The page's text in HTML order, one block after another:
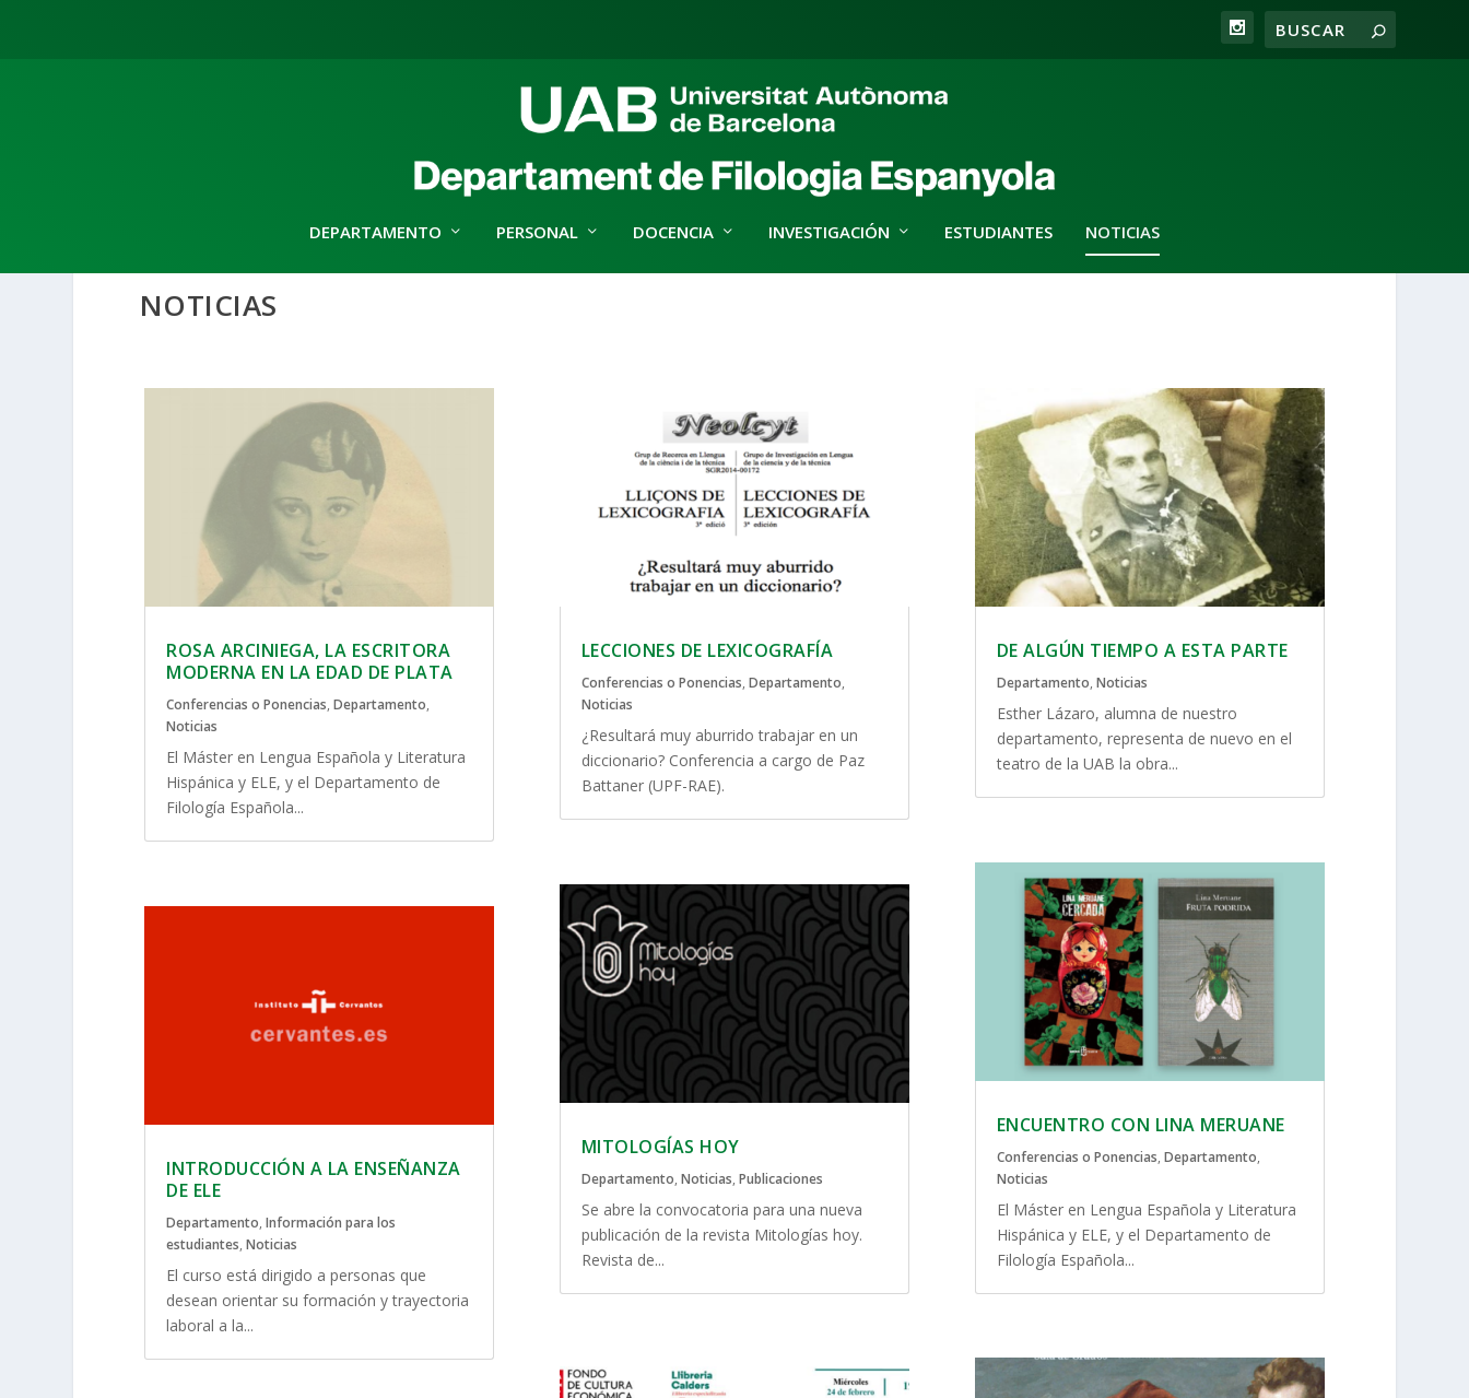
DEPARTAMENTO PERSONAL DOCENCIA INVESTIGACIÓN ESTUDIANTES NOTICIAS
NOTICIAS
ROSA ARCINIEGA, LA ESCRITORA
MODERNA EN LA EDAD DE PLATA
Conferencias o Ponencias, Departamento,
Noticias
El Máster en Lengua Española y Literatura
Hispánica y ELE, y el Departamento de
Filología Española...
INTRODUCCIÓN A LA ENSEÑANZA
DE ELE
Departamento, Información para los
estudiantes, Noticias
El curso está dirigido a personas que
desean orientar su formación y trayectoria
laboral a la...
LECCIONES DE LEXICOGRAFÍA
Conferencias o Ponencias, Departamento,
Noticias
¿Resultará muy aburrido trabajar en un
diccionario? Conferencia a cargo de Paz
Battaner (UPF-RAE).
MITOLOGÍAS HOY
Departamento, Noticias, Publicaciones
Se abre la convocatoria para una nueva
publicación de la revista Mitologías hoy.
Revista de...
DE ALGÚN TIEMPO A ESTA PARTE
Departamento, Noticias
Esther Lázaro, alumna de nuestro
departamento, representa de nuevo en el
teatro de la UAB la obra...
ENCUENTRO CON LINA MERUANE
Conferencias o Ponencias, Departamento,
Noticias
El Máster en Lengua Española y Literatura
Hispánica y ELE, y el Departamento de
Filología Española...